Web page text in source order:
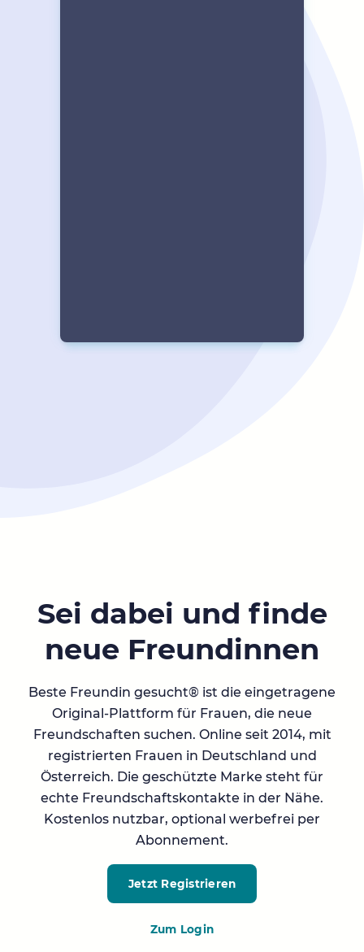
Sei dabei und finde
neue Freundinnen
Beste Freundin gesucht® ist die eingetragene
Original-Plattform für Frauen, die neue
Freundschaften suchen. Online seit 2014, mit
registrierten Frauen in Deutschland und
Österreich. Die geschützte Marke steht für
echte Freundschaftskontakte in der Nähe.
Kostenlos nutzbar, optional werbefrei per
Abonnement.
Jetzt Registrieren
Zum Login